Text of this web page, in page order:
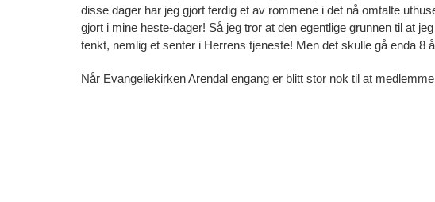
disse dager har jeg gjort ferdig et av rommene i det nå omtalte
gjort i mine heste-dager! Så jeg tror at den egentlige grunnen til at
tenkt, nemlig et senter i Herrens tjeneste! Men det skulle gå enda
Når Evangeliekirken Arendal engang er blitt stor nok til at